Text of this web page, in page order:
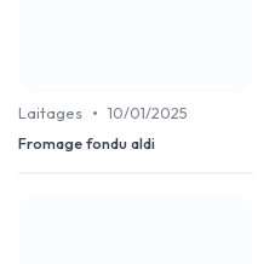
Laitages • 10/01/2025
Fromage fondu aldi